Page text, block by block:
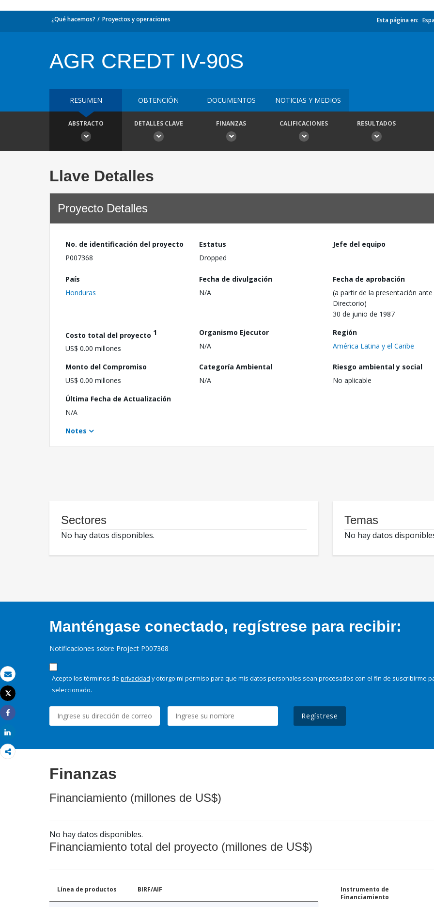
Correo electrónico
Imprimir
Tweet
Share
¿Qué hacemos? Proyectos y operaciones Esta página en:
AGR CREDT IV-90S
RESUMEN OBTENCIÓN DOCUMENTOS NOTICIAS Y MEDIOS
ABSTRACTO DETALLES CLAVE FINANZAS CALIFICACIONES RESULTADOS
Llave Detalles
Proyecto Detalles
No. de identificación del proyecto
P007368
Estatus
Dropped
Jefe del equipo
País
Honduras
Fecha de divulgación
N/A
Fecha de aprobación
(a partir de la presentación ante
Directorio)
30 de junio de 1987
Costo total del proyecto 1
US$ 0.00 millones
Organismo Ejecutor
N/A
Región
América Latina y el Caribe
Monto del Compromiso
US$ 0.00 millones
Categoría Ambiental
N/A
Riesgo ambiental y social
No aplicable
Última Fecha de Actualización
N/A
Notes
Sectores
No hay datos disponibles.
Temas
No hay datos
Manténgase conectado, regístrese para recibir:
Notificaciones sobre Project P007368
Acepto los términos de privacidad y otorgo mi permiso para que mis datos personales sean procesados con el fin de suscribirme
seleccionado.
Regístrese
Finanzas
Financiamiento (millones de US$)
No hay datos disponibles.
Financiamiento total del proyecto (millones de US$)
Línea de productos BIRF/AIF
Instrumento de
Financiamiento